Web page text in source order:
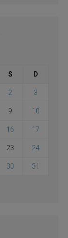
S D
2 3
9 10
16 17
23 24
30 31